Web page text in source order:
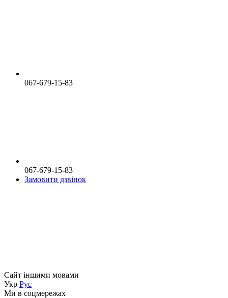
067-679-15-83
067-679-15-83
Замовити дзвінок
Сайт іншими мовами
Укр Рус
Ми в соцмережах